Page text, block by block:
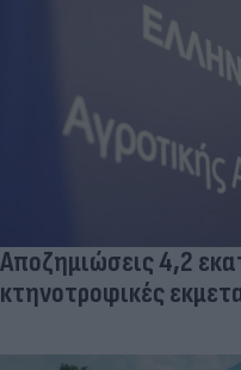
Αποζημιώσεις 4,2
κτηνοτροφικές